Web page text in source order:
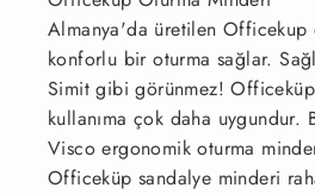
Almanya'da üretilen Officekup
konforlu bir oturma sağlar.
Simit gibi görünmez! Officeküp
kullanıma çok daha uygundur.
Visco ergonomik oturma
Officeküp sandalye minderi